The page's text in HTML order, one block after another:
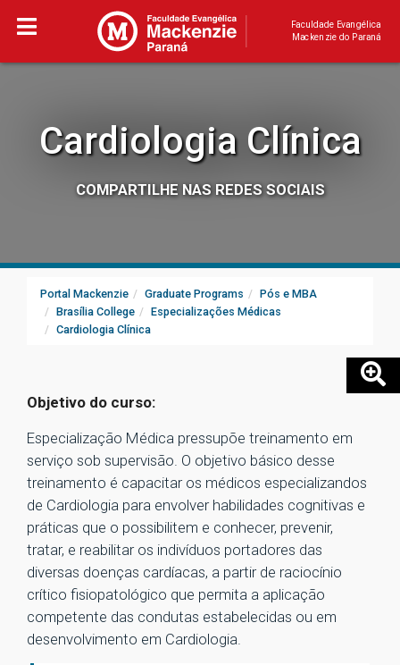
Faculdade Evangélica
Mackenzie do Paraná
Cardiologia Clínica
COMPARTILHE NAS REDES SOCIAIS
Portal Mackenzie Graduate Programs
Pós e MBA
Brasília College
Especializações Médicas
Cardiologia Clínica
Objetivo do curso:
Especialização Médica pressupõe treinamento em
serviço sob supervisão. O objetivo básico desse
treinamento é capacitar os médicos especializandos
de Cardiologia para envolver habilidades cognitivas e
práticas que o possibilitem e conhecer, prevenir,
tratar, e reabilitar os indivíduos portadores das
diversas doenças cardíacas, a partir de raciocínio
crítico fisiopatológico que permita a aplicação
competente das condutas estabelecidas ou em
desenvolvimento em Cardiologia.